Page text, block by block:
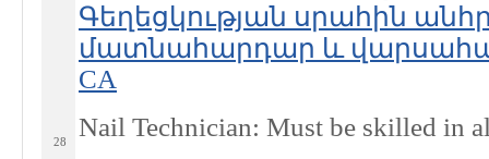
28
Գեղեցկության սրահին
մատնահարդար և
CA
Nail Technician: Must be skilled in